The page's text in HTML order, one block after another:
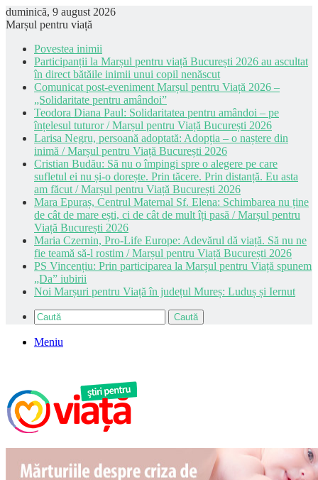
duminică, 9 august 2026
Marșul pentru viață
Povestea inimii
Participanții la Marșul pentru viață București 2026 au ascultat
în direct bătăile inimii unui copil nenăscut
Comunicat post-eveniment Marșul pentru Viață 2026 –
„Solidaritate pentru amândoi”
Teodora Diana Paul: Solidaritatea pentru amândoi – pe
înțelesul tuturor / Marșul pentru Viață București 2026
Larisa Negru, persoană adoptată: Adopția – o naștere din
inimă / Marșul pentru Viață București 2026
Cristian Budău: Să nu o împingi spre o alegere pe care
sufletul ei nu și-o dorește. Prin tăcere. Prin distanță. Eu asta
am făcut / Marșul pentru Viață București 2026
Mara Epuraș, Centrul Maternal Sf. Elena: Schimbarea nu ține
de cât de mare ești, ci de cât de mult îți pasă / Marșul pentru
Viață București 2026
Maria Czernin, Pro-Life Europe: Adevărul dă viață. Să nu ne
fie teamă să-l rostim / Marșul pentru Viață București 2026
PS Vincențiu: Prin participarea la Marșul pentru Viață spunem
„Da” iubirii
Noi Marșuri pentru Viață în județul Mureș: Luduș și Iernut
Caută
Meniu